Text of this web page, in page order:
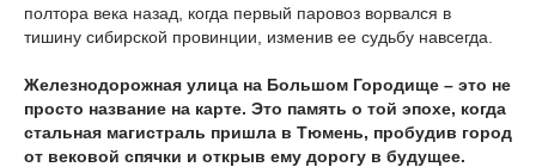
полтора века назад, когда первый паровоз ворвался в
тишину сибирской провинции, изменив ее судьбу навсегда.
Железнодорожная улица на Большом Городище – это не
просто название на карте. Это память о той эпохе, когда
стальная магистраль пришла в Тюмень, пробудив город
от вековой спячки и открыв ему дорогу в будущее.